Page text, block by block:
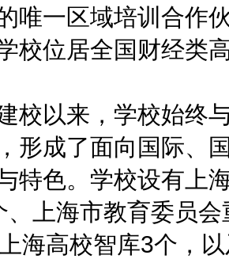
唯一区域培训合作
校位居全国财经类
以来，学校始终与
形成了面向国际、
特色。学校设有上
、上海市教育委员
海高校智库3个，